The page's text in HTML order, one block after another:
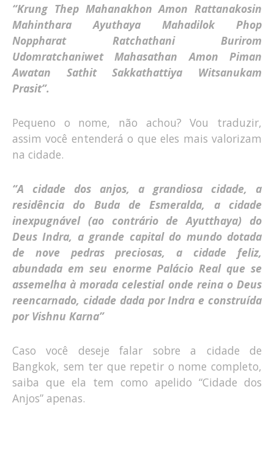
“Krung Thep Mahanakhon Amon Rattanakosin
Mahinthara Ayuthaya Mahadilok Phop
Noppharat Ratchathani Burirom
Udomratchaniwet Mahasathan Amon Piman
Awatan Sathit Sakkathattiya Witsanukam
Prasit”.
Pequeno o nome, não achou? Vou traduzir,
assim você entenderá o que eles mais valorizam
na cidade.
“A cidade dos anjos, a grandiosa cidade, a
residência do Buda de Esmeralda, a cidade
inexpugnável (ao contrário de Ayutthaya) do
Deus Indra, a grande capital do mundo dotada
de nove pedras preciosas, a cidade feliz,
abundada em seu enorme Palácio Real que se
assemelha à morada celestial onde reina o Deus
reencarnado, cidade dada por Indra e construída
por Vishnu Karna”
Caso você deseje falar sobre a cidade de
Bangkok, sem ter que repetir o nome completo,
saiba que ela tem como apelido “Cidade dos
Anjos” apenas.